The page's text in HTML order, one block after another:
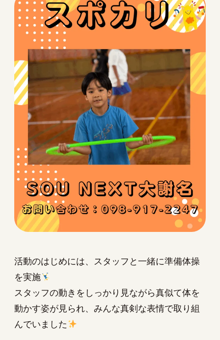
活動のはじめには、スタッフと一緒に準備体操
を実施
スタッフの動きをしっかり見ながら真似て体を
動かす姿が見られ、みんな真剣な表情で取り組
んでいました